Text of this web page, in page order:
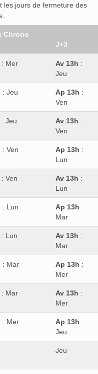
les jours de fermeture des
Chrono
J+3
: Mer Av 13h :
Jeu
: Jeu Ap 13h :
Ven
: Jeu Av 13h :
Ven
: Ven Ap 13h :
Lun
: Ven Av 13h :
Lun
: Lun Ap 13h :
Mar
: Lun Av 13h :
Mar
: Mar Ap 13h :
Mer
: Mar Av 13h :
Mer
: Mer Ap 13h :
Jeu
Jeu